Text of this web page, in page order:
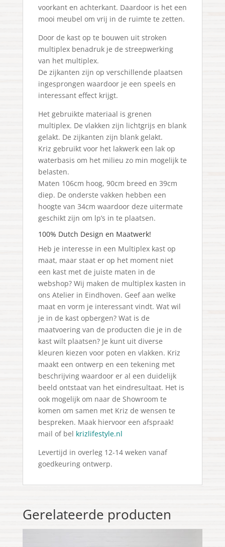
voorkant en achterkant. Daardoor is het een
mooi meubel om vrij in de ruimte te zetten.
Door de kast op te bouwen uit stroken
multiplex benadruk je de streepwerking
van het multiplex.
De zijkanten zijn op verschillende plaatsen
ingesprongen waardoor je een speels en
interessant effect krijgt.
Het gebruikte materiaal is grenen
multiplex. De vlakken zijn lichtgrijs en blank
gelakt. De zijkanten zijn blank gelakt.
Kriz gebruikt voor het lakwerk een lak op
waterbasis om het milieu zo min mogelijk te
belasten.
Maten 106cm hoog, 90cm breed en 39cm
diep. De onderste vakken hebben een
hoogte van 34cm waardoor deze uitermate
geschikt zijn om lp’s in te plaatsen.
100% Dutch Design en Maatwerk!
Heb je interesse in een Multiplex kast op
maat, maar staat er op het moment niet
een kast met de juiste maten in de
webshop? Wij maken de multiplex kasten in
ons Atelier in Eindhoven. Geef aan welke
maat en vorm je interessant vindt. Wat wil
je in de kast opbergen? Wat is de
maatvoering van de producten die je in de
kast wilt plaatsen? Je kunt uit diverse
kleuren kiezen voor poten en vlakken. Kriz
maakt een ontwerp en een tekening met
beschrijving waardoor er al een duidelijk
beeld ontstaat van het eindresultaat. Het is
ook mogelijk om naar de Showroom te
komen om samen met Kriz de wensen te
bespreken. Maak hiervoor een afspraak!
mail of bel krizlifestyle.nl
Levertijd in overleg 12-14 weken vanaf
goedkeuring ontwerp.
Gerelateerde producten